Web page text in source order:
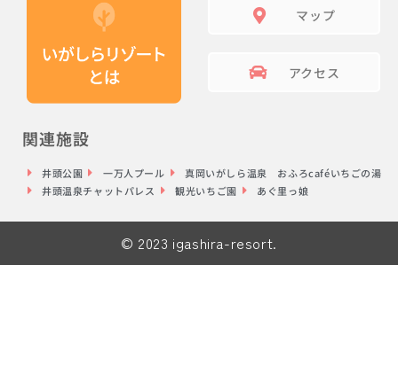
マップ
アクセス
関連施設
井頭公園 一万人プール
真岡いがしら温泉 おふろcaféいちごの湯
井頭温泉チャットパレス
観光いちご園 あぐ里っ娘
© 2023 igashira-resort.